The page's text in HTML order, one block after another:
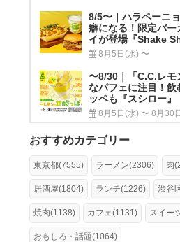
8/5〜｜ハラペーニ
癖になる！限定バー
イが登場『Shake
8月5日(水) 〜
〜8/30｜「C.C.レモ
なパフェに注目！飲
ッペも『スシロー』
8月5日(水) 〜 8月30
おすすめカテゴリー
東京都(7555) ラーメン(2306) 肉
居酒屋(1804) ランチ(1226) 渋谷
焼肉(1138) カフェ(1131) スイー
おもしろ・話題(1064)